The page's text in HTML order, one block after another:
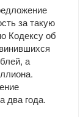
за такую
Кодексу об
а
два года.